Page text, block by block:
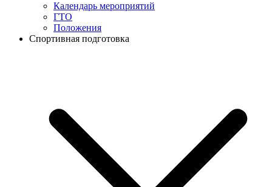
Календарь мероприятий
ГТО
Положения
Спортивная подготовка